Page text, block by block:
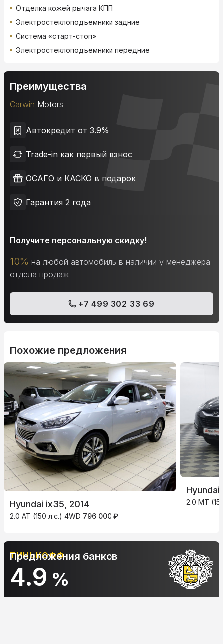
Отделка кожей рычага КПП
Электростеклоподъемники задние
Система «старт-стоп»
Электростеклоподъемники передние
Преимущества
Carwin Motors
Автокредит от 3.9%
Trade-in как первый взнос
ОСАГО и КАСКО в подарок
Гарантия 2 года
Получите персональную скидку!
10% на любой автомобиль в наличии у менеджера
отдела продаж
+7 499 302 33 69
Похожие предложения
Hyundai ix35, 2014
2.0 AT (150 л.с.) 4WD 796 000 ₽
Hyundai
2.0 MT
ТИНЬКОФФ
4.9 %
Предложения банков